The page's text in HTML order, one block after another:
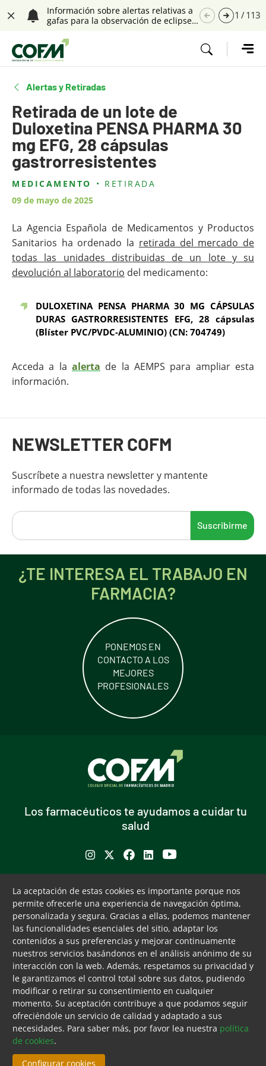
Saltar navegación. Ir directamente al contenido principal
Información sobre alertas relativas a
gafas para la observación de eclipses
1 /113
Tecla de acceso 1
Alertas y Retiradas
Retirada de un lote de
Duloxetina PENSA PHARMA 30
mg EFG, 28 cápsulas
gastrorresistentes
Contenido principal
MEDICAMENTO
RETIRADA
09 de mayo de 2025
La Agencia Española de Medicamentos y Productos
Sanitarios ha ordenado la retirada del mercado de
todas las unidades distribuidas de un lote y su
devolución al laboratorio del medicamento:
DULOXETINA PENSA PHARMA 30 MG CÁPSULAS
DURAS GASTRORRESISTENTES EFG, 28 cápsulas
(Blíster PVC/PVDC-ALUMINIO) (CN: 704749)
Acceda a la alerta de la AEMPS para ampliar esta
información.
NEWSLETTER COFM
Suscríbete a nuestra newsletter y mantente
informado de todas las novedades.
Los farmacéuticos te ayudamos a cuidar tu
salud
Se abre en ventana nueva
Se abre en ventana nueva
Se abre en ventana nueva
Se abre en ventana nueva
Buscador de farmacias
Bolsa de empleo
Formación contínua
Publicaciones y documentos
de interés
Ventanilla única
Canal ético
Servicios colegiales
COFM Servicios 31
Menú pie
Aviso legal Tecla de acceso 8
Accesibilidad Cookies Mapa web Contacto
Farmacéuticos de Madrid. Derechos reservados.
¿TE INTERESA EL TRABAJO EN
FARMACIA?
PONEMOS EN
CONTACTO A LOS
MEJORES
PROFESIONALES
La aceptación de estas cookies es importante porque nos
permite ofrecerle una experiencia de navegación óptima,
personalizada y segura. Gracias a ellas, podemos mantener
las funcionalidades esenciales del sitio, adaptar los
contenidos a sus preferencias y mejorar continuamente
nuestros servicios basándonos en el análisis anónimo de su
interacción con la web. Además, respetamos su privacidad y
le garantizamos el control total sobre sus datos, pudiendo
modificar o retirar su consentimiento en cualquier
momento. Su aceptación contribuye a que podamos seguir
ofreciéndole un servicio de calidad y adaptado a sus
necesidades. Para saber más, por favor lea nuestra política
de cookies.
Configurar cookies